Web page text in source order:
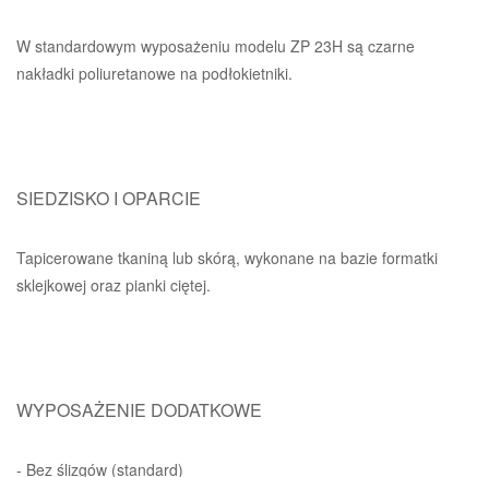
W standardowym wyposażeniu modelu ZP 23H są czarne
nakładki poliuretanowe na podłokietniki.
SIEDZISKO I OPARCIE
Tapicerowane tkaniną lub skórą, wykonane na bazie formatki
sklejkowej oraz pianki ciętej.
WYPOSAŻENIE DODATKOWE
- Bez ślizgów (standard)